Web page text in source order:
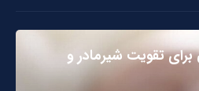
تقویت شیرمادر و